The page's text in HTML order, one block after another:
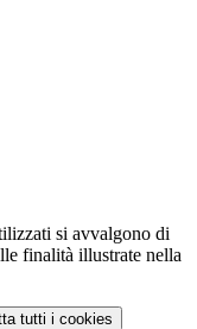
si avvalgono di
finalità illustrate nella
tutti i cookies